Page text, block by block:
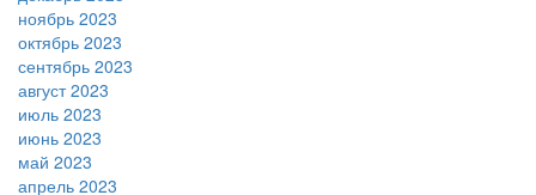
ноябрь 2023
октябрь 2023
сентябрь 2023
август 2023
июль 2023
июнь 2023
май 2023
апрель 2023